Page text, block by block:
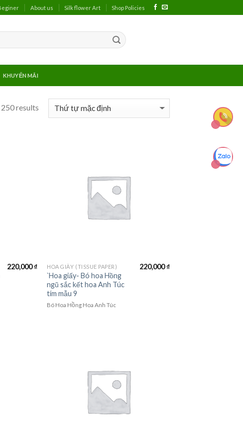
About us Silk flower Art Shop Policies
KHUYẾN MÃI
results
220,000₫ HOA GIẤY (TISSUE PAPER)
`Hoa giấy- Bó hoa Hồng
ngũ sắc kết hoa Anh Túc
tím mẫu 9
220,000₫
Bó Hoa Hồng Hoa Anh Túc